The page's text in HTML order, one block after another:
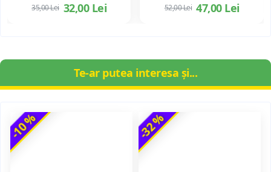
32,00 Lei
35,00 Lei 47,00 Lei
52,00 Lei
Te-ar putea interesa și...
-10 % -32 %